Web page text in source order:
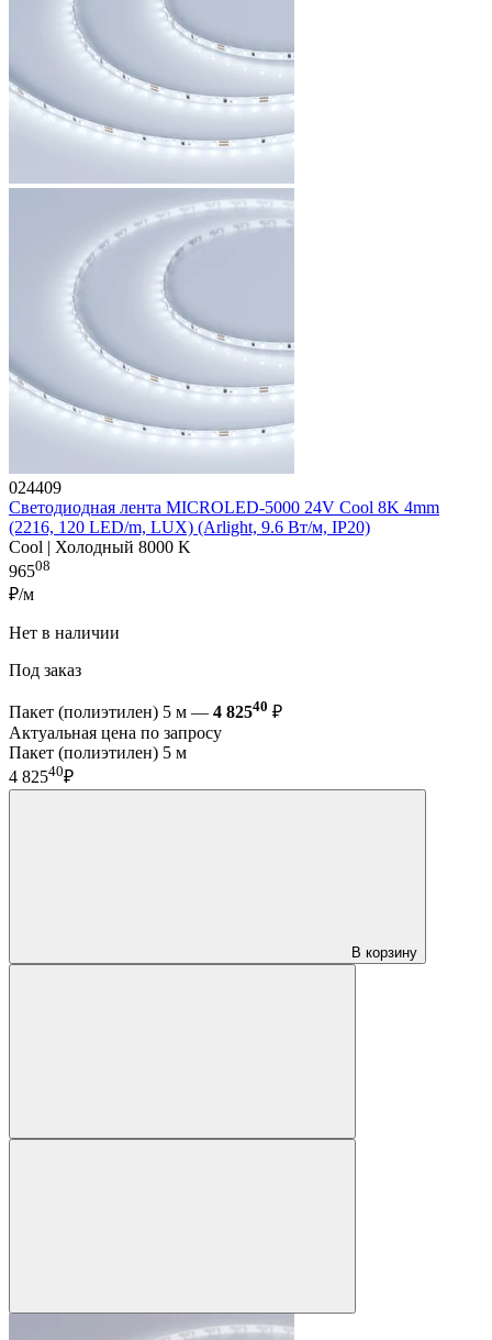
024409
Светодиодная лента MICROLED-5000 24V Cool 8K 4mm
(2216, 120 LED/m, LUX) (Arlight, 9.6 Вт/м, IP20)
Cool | Холодный 8000 K
96508
₽/м
Нет в наличии
Под заказ
Пакет (полиэтилен) 5 м — 4 82540 ₽
Актуальная цена по запросу
Пакет (полиэтилен) 5 м
4 82540₽
В корзину